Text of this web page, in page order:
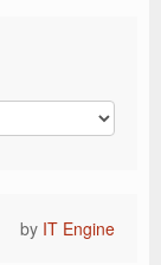
by IT Engine